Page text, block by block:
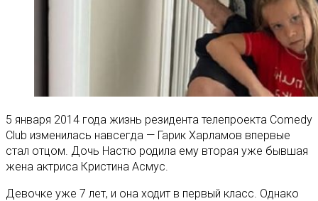
5 января 2014 года жизнь резидента телепроекта Comedy
Club изменилась навсегда — Гарик Харламов впервые
стал отцом. Дочь Настю родила ему вторая уже бывшая
жена актриса Кристина Асмус.
Девочке уже 7 лет, и она ходит в первый класс. Однако